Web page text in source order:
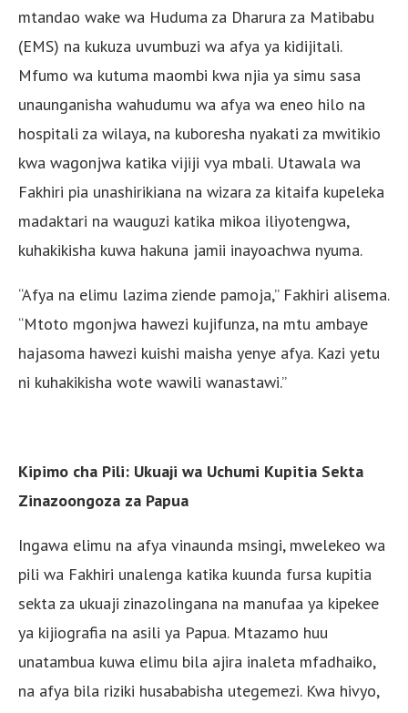
mtandao wake wa Huduma za Dharura za Matibabu
(EMS) na kukuza uvumbuzi wa afya ya kidijitali.
Mfumo wa kutuma maombi kwa njia ya simu sasa
unaunganisha wahudumu wa afya wa eneo hilo na
hospitali za wilaya, na kuboresha nyakati za mwitikio
kwa wagonjwa katika vijiji vya mbali. Utawala wa
Fakhiri pia unashirikiana na wizara za kitaifa kupeleka
madaktari na wauguzi katika mikoa iliyotengwa,
kuhakikisha kuwa hakuna jamii inayoachwa nyuma.
“Afya na elimu lazima ziende pamoja,” Fakhiri alisema.
“Mtoto mgonjwa hawezi kujifunza, na mtu ambaye
hajasoma hawezi kuishi maisha yenye afya. Kazi yetu
ni kuhakikisha wote wawili wanastawi.”
Kipimo cha Pili: Ukuaji wa Uchumi Kupitia Sekta
Zinazoongoza za Papua
Ingawa elimu na afya vinaunda msingi, mwelekeo wa
pili wa Fakhiri unalenga katika kuunda fursa kupitia
sekta za ukuaji zinazolingana na manufaa ya kipekee
ya kijiografia na asili ya Papua. Mtazamo huu
unatambua kuwa elimu bila ajira inaleta mfadhaiko,
na afya bila riziki husababisha utegemezi. Kwa hivyo,